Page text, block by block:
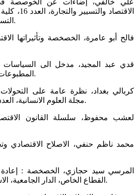
الاقتصاد
التسيير، جامعة الجزائر، 2007.
فالح أبو عامرة، الخصخصة وتأثيراتها
قدي عبد المجيد، مدخل الى السياسات
المطبوعات الجامعية، الجزائر، 2003.
كربالي بغداد، نظرة عامة على التحولات
مجلة العلوم الانسانية، العدد08، جامعة بسكرة، 2005.
لعشب محفوظ، سلسلة القانون
محمد ناظم حنفي، الاصلاح الاقتصادي
المرسي سيد حجازي، الخصخصة : إعادة
القطاع الخاص، الدار الجامعية، الاسكندرية، بدون تاريخ نشر.